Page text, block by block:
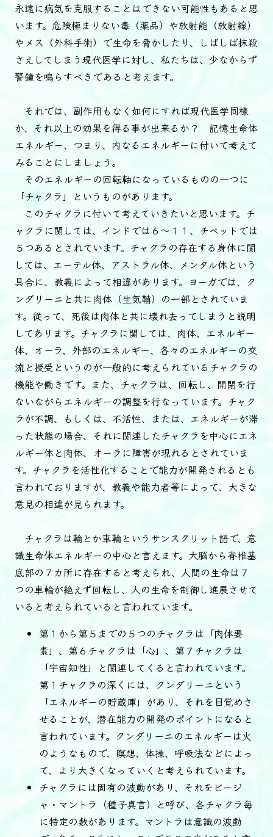
永遠に病気を克服することはできない可能性もあると思
います。危険極まりない毒（薬品）や放射能（放射線）
やメス（外科手術）で生命を脅かしたり、しばしば抹殺
さえしてしまう現代医学に対し、私たちは、少なからず
警鐘を鳴らすべきであると考えます。
それでは、副作用もなく如何にすれば現代医学同様
か、それ以上の効果を得る事が出来るか？ 記憶生命体
エネルギー、つまり、内なるエネルギーに付いて考えて
みることにしましょう。
そのエネルギーの回転軸になっているものの一つに
「チャクラ」というものがあります。
このチャクラに付いて考えていきたいと思います。チ
ャクラに関しては、インドでは６～１１、チベットでは
５つあるとされています。チャクラの存在する身体に関
しては、エーテル体、アストラル体、メンタル体という
具合に、教義によって相違があります。ヨーガでは、ク
ンダリーニと共に肉体（生気鞘）の一部とされていま
す。従って、死後は肉体と共に壊れ去ってしまうと説明
してあります。チャクラに関しては、肉体、エネルギー
体、オーラ、外部のエネルギー、各々のエネルギーの交
流と授受というのが一般的に考えられているチャクラの
機能や働きです。また、チャクラは、回転し、開閉を行
ないながらエネルギーの調整を行なっています。チャク
ラが不調、もしくは、不活性、または、エネルギーが滞
った状態の場合、それに関連したチャクラを中心にエネ
ルギー体と肉体、オーラに障害が現れるとされていま
す。チャクラを活性化することで能力が開発されるとも
言われておりますが、教義や能力者等によって、大きな
意見の相違が見られます。
チャクラは輪とか車輪というサンスクリット語で、意
識生命体エネルギーの中心と言えます。大脳から脊椎基
底部の７カ所に存在すると考えられ、人間の生命は７
つの車輪が絶えず回転し、人の生命を制御し進展させて
いると考えられていると言われています。
第１から第５までの５つのチャクラは「肉体要
素」、第６チャクラは「心」、第７チャクラは
「宇宙知性」と関連してくると言われています。
第１チャクラの深くには、クンダリーニという
「エネルギーの貯蔵庫」があり、それを目覚めさ
せることが、潜在能力の開発のポイントになると
言われています。クンダリーニのエネルギーは火
のようなもので、瞑想、体操、呼吸法などによっ
て、より大きくなっていくと考えられています。
チャクラには固有の波動があり、それをビージ
ャ・マントラ（種子真言）と呼び、各チャクラ毎
に特定の数があります。マントラは意識の波動